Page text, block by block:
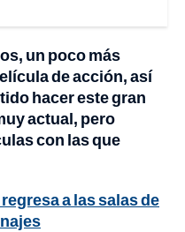
un poco más
de acción, así
hacer este gran
actual, pero
con las que
a las salas de